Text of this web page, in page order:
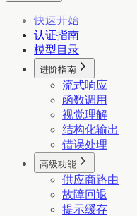
快速开始
认证指南
模型目录
进阶指南
流式响应
函数调用
视觉理解
结构化输出
错误处理
高级功能
供应商路由
故障回退
提示缓存